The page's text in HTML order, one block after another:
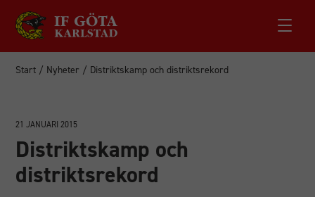
Start / Nyheter / Distriktskamp och distriktsrekord
21 JANUARI 2015
Distriktskamp och
distriktsrekord